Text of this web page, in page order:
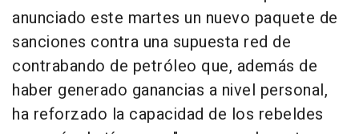
anunciado este martes un nuevo paquete de
sanciones contra una supuesta red de
contrabando de petróleo que, además de
haber generado ganancias a nivel personal,
ha reforzado la capacidad de los rebeldes